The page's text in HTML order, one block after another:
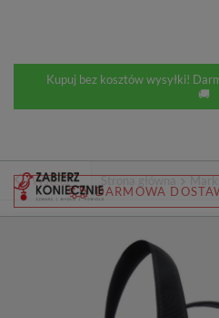
Kupuj bez kosztów wysyłki!
🚚
DARMOWA
Wstecz Strona główna